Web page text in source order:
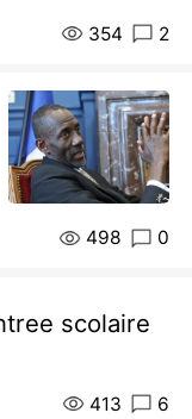
354 2
498 0
scolaire
413 6